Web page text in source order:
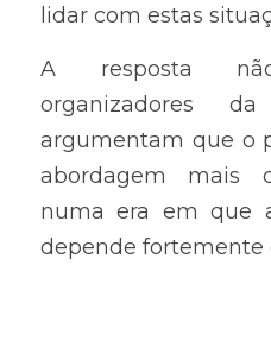
lidar com estas
A resposta
organizadores
argumentam que o
abordagem mais
numa era em que
depende fortemente